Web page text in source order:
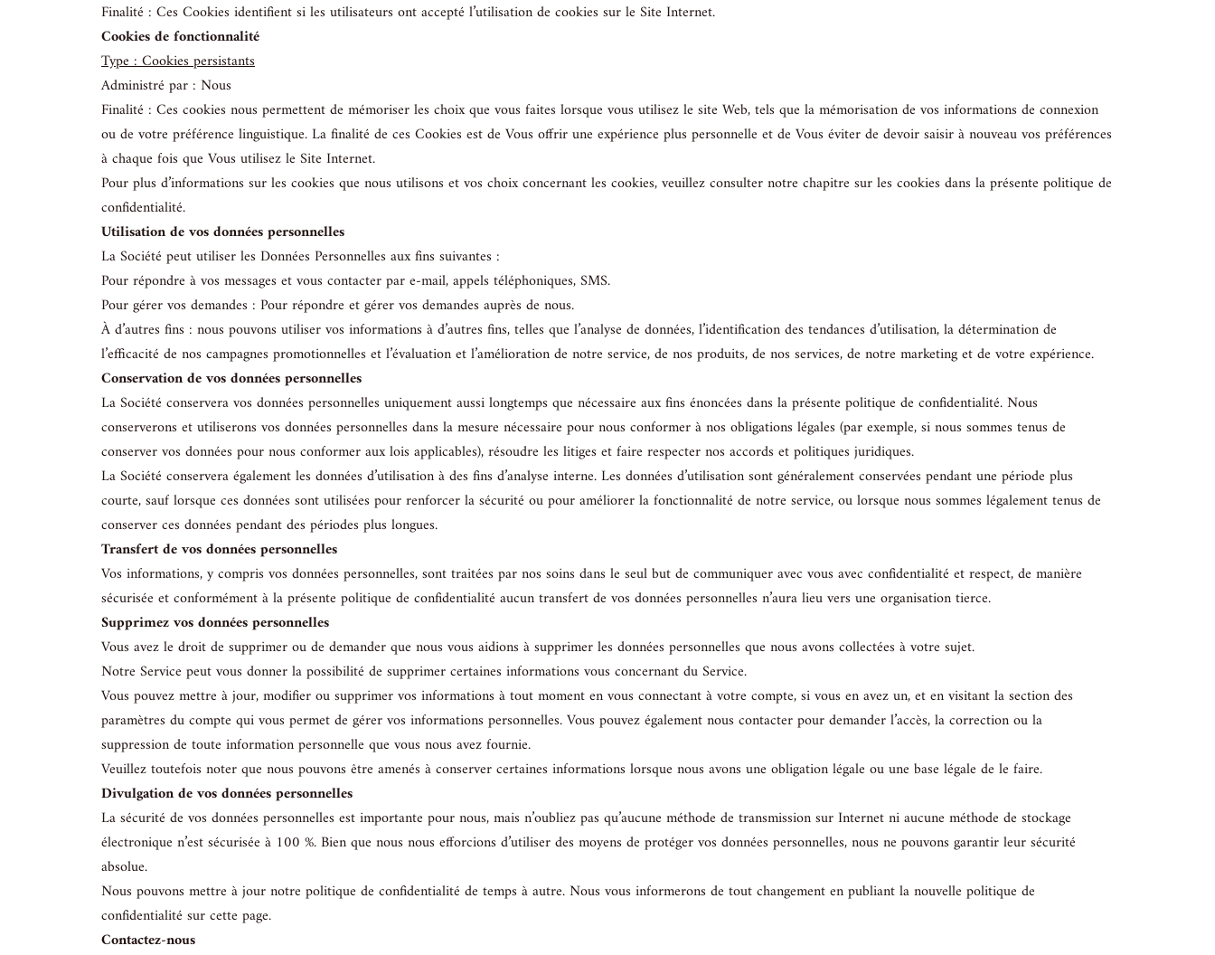
Finalité : Ces Cookies identifient si les utilisateurs ont accepté l’utilisation de cookies sur le Site Internet.
Cookies de fonctionnalité
Type : Cookies persistants
Administré par : Nous
Finalité : Ces cookies nous permettent de mémoriser les choix que vous faites lorsque vous utilisez le site Web, tels que la mémorisation de vos informations de connexion
ou de votre préférence linguistique. La finalité de ces Cookies est de Vous offrir une expérience plus personnelle et de Vous éviter de devoir saisir à nouveau vos préférences
à chaque fois que Vous utilisez le Site Internet.
Pour plus d’informations sur les cookies que nous utilisons et vos choix concernant les cookies, veuillez consulter notre chapitre sur les cookies dans la présente politique de
confidentialité.
Utilisation de vos données personnelles
La Société peut utiliser les Données Personnelles aux fins suivantes :
Pour répondre à vos messages et vous contacter par e-mail, appels téléphoniques, SMS.
Pour gérer vos demandes : Pour répondre et gérer vos demandes auprès de nous.
À d’autres fins : nous pouvons utiliser vos informations à d’autres fins, telles que l’analyse de données, l’identification des tendances d’utilisation, la détermination de
l’efficacité de nos campagnes promotionnelles et l’évaluation et l’amélioration de notre service, de nos produits, de nos services, de notre marketing et de votre expérience.
Conservation de vos données personnelles
La Société conservera vos données personnelles uniquement aussi longtemps que nécessaire aux fins énoncées dans la présente politique de confidentialité. Nous
conserverons et utiliserons vos données personnelles dans la mesure nécessaire pour nous conformer à nos obligations légales (par exemple, si nous sommes tenus de
conserver vos données pour nous conformer aux lois applicables), résoudre les litiges et faire respecter nos accords et politiques juridiques.
La Société conservera également les données d’utilisation à des fins d’analyse interne. Les données d’utilisation sont généralement conservées pendant une période plus
courte, sauf lorsque ces données sont utilisées pour renforcer la sécurité ou pour améliorer la fonctionnalité de notre service, ou lorsque nous sommes légalement tenus de
conserver ces données pendant des périodes plus longues.
Transfert de vos données personnelles
Vos informations, y compris vos données personnelles, sont traitées par nos soins dans le seul but de communiquer avec vous avec confidentialité et respect, de manière
sécurisée et conformément à la présente politique de confidentialité aucun transfert de vos données personnelles n’aura lieu vers une organisation tierce.
Supprimez vos données personnelles
Vous avez le droit de supprimer ou de demander que nous vous aidions à supprimer les données personnelles que nous avons collectées à votre sujet.
Notre Service peut vous donner la possibilité de supprimer certaines informations vous concernant du Service.
Vous pouvez mettre à jour, modifier ou supprimer vos informations à tout moment en vous connectant à votre compte, si vous en avez un, et en visitant la section des
paramètres du compte qui vous permet de gérer vos informations personnelles. Vous pouvez également nous contacter pour demander l’accès, la correction ou la
suppression de toute information personnelle que vous nous avez fournie.
Veuillez toutefois noter que nous pouvons être amenés à conserver certaines informations lorsque nous avons une obligation légale ou une base légale de le faire.
Divulgation de vos données personnelles
La sécurité de vos données personnelles est importante pour nous, mais n’oubliez pas qu’aucune méthode de transmission sur Internet ni aucune méthode de stockage
électronique n’est sécurisée à 100 %. Bien que nous nous efforcions d’utiliser des moyens de protéger vos données personnelles, nous ne pouvons garantir leur sécurité
absolue.
Nous pouvons mettre à jour notre politique de confidentialité de temps à autre. Nous vous informerons de tout changement en publiant la nouvelle politique de
confidentialité sur cette page.
Contactez-nous